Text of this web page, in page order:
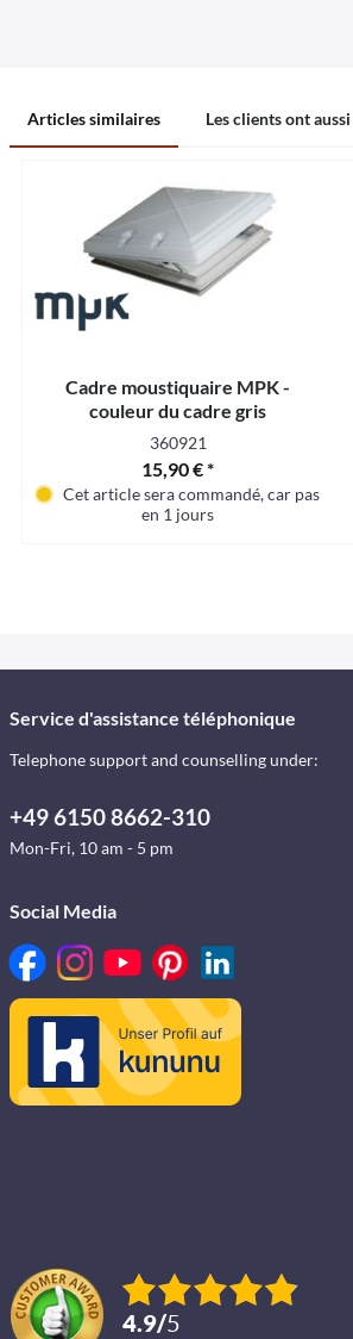
Articles similaires Les clients ont
Cadre moustiquaire MPK -
couleur du cadre gris
360921
15,90 € *
Cet article sera commandé, car pas en
en 1 jours
Service d'assistance téléphonique
Telephone support and counselling under:
+49 6150 8662-310
Mon-Fri, 10 am - 5 pm
Social Media
4.9/5